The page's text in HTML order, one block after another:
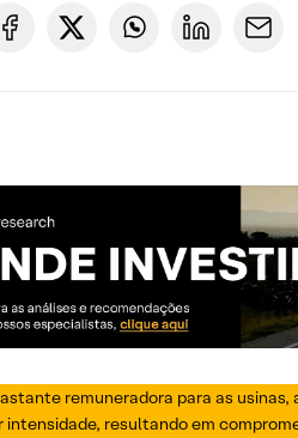
remuneradora para as
intensidade, resultando em